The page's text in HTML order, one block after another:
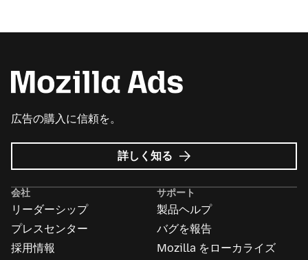
広告の購入に信頼を。
Mozilla
広
詳しく知る
会社
リーダーシップ
プレスセンター
採用情報
サポート
製品ヘルプ
バグを報告
Mozilla をローカライズ